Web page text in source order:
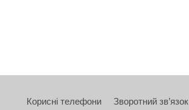
Корисні телефони Зворотний зв’язок